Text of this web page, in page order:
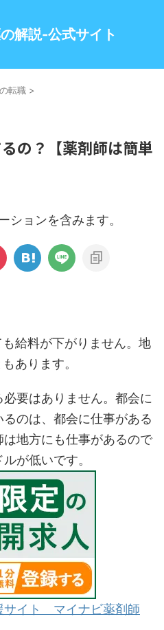
解説-公式サイト
転職 >
の？【薬剤師は簡単
ションを含みます。
給料が下がりません。地
あります。
要はありません。都会に
のは、都会に仕事がある
地方にも仕事があるので
が低いです。
サイト マイナビ薬剤師